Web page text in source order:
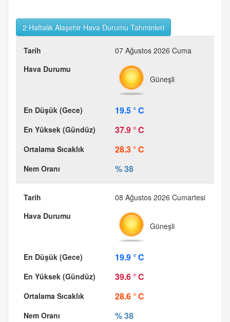
2 Haftalık Alaşehir Hava Durumu Tahminleri
07 Ağustos 2026 Cuma
Güneşli
19.5 ° C
37.9 ° C
28.3 ° C
% 38
08 Ağustos 2026 Cumartesi
Güneşli
19.9 ° C
39.6 ° C
28.6 ° C
% 38